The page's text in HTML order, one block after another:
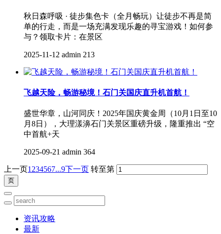
秋日森呼吸 · 徒步集色卡（全月畅玩）让徒步不再是简
单的行走，而是一场充满发现乐趣的寻宝游戏！如何参
与？领取卡片：在景区
2025-11-12 admin 213
飞越天险，畅游秘境！石门关国庆直升机首航！
盛世华章，山河同庆！2025年国庆黄金周（10月1日至10
月8日），大理漾濞石门关景区重磅升级，隆重推出 “空
中首航+天
2025-09-21 admin 364
上一页1 234567...9下一页 转至第
资讯攻略
最新